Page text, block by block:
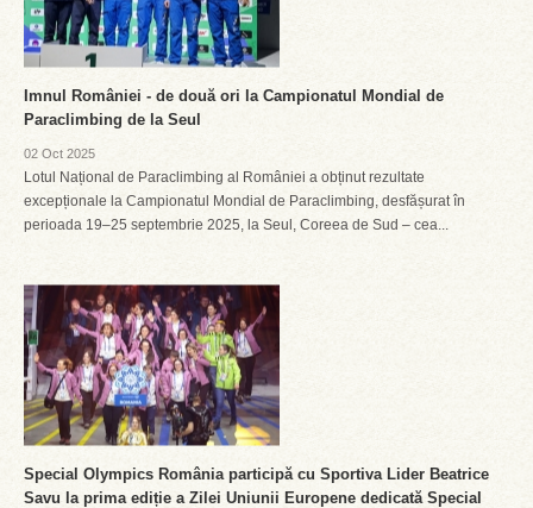
Imnul României - de două ori la Campionatul Mondial de
Paraclimbing de la Seul
02 Oct 2025
Lotul Național de Paraclimbing al României a obținut rezultate
excepționale la Campionatul Mondial de Paraclimbing, desfășurat în
perioada 19–25 septembrie 2025, la Seul, Coreea de Sud – cea...
Special Olympics România participă cu Sportiva Lider Beatrice
Savu la prima ediție a Zilei Uniunii Europene dedicată Special